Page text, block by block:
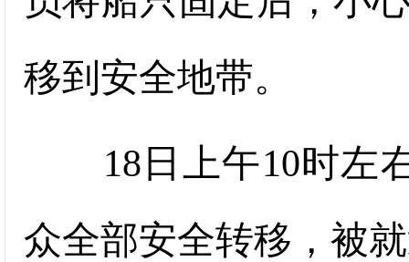
移到安全地带。
18日上午10时左右
众全部安全转移，被